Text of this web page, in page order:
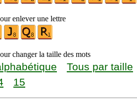
enlever une lettre
changer la taille des mots
Tous par taille
15